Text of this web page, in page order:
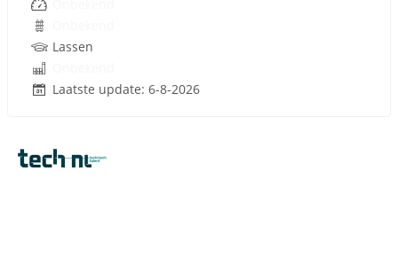
Lassen
Laatste update: 6-8-2026